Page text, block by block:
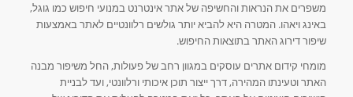
משפרים את הנראות והחשיפה של אתר אינטרנט במנועי חיפוש כמו גוגל,
באינג ויאהו. המטרה היא להביא יותר גולשים רלוונטיים לאתר באמצעות
שיפור דירוג האתר בתוצאות החיפוש.
מומחי קידום אתרים עוסקים במגוון רחב של פעולות, החל משיפור מבנה
האתר וטעינתו המהירה, דרך ייצור תוכן איכותי ורלוונטי, ועד לבניית